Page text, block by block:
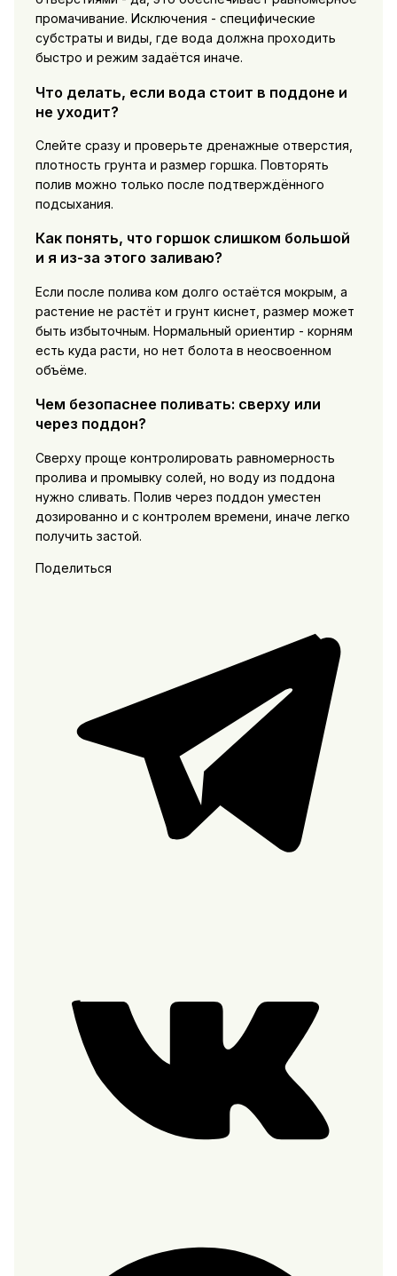
промачивание. Исключения - специфические
субстраты и виды, где вода должна проходить
быстро и режим задаётся иначе.
Что делать, если вода стоит в поддоне и
не уходит?
Слейте сразу и проверьте дренажные отверстия,
плотность грунта и размер горшка. Повторять
полив можно только после подтверждённого
подсыхания.
Как понять, что горшок слишком большой
и я из-за этого заливаю?
Если после полива ком долго остаётся мокрым, а
растение не растёт и грунт киснет, размер может
быть избыточным. Нормальный ориентир - корням
есть куда расти, но нет болота в неосвоенном
объёме.
Чем безопаснее поливать: сверху или
через поддон?
Сверху проще контролировать равномерность
пролива и промывку солей, но воду из поддона
нужно сливать. Полив через поддон уместен
дозированно и с контролем времени, иначе легко
получить застой.
Поделиться